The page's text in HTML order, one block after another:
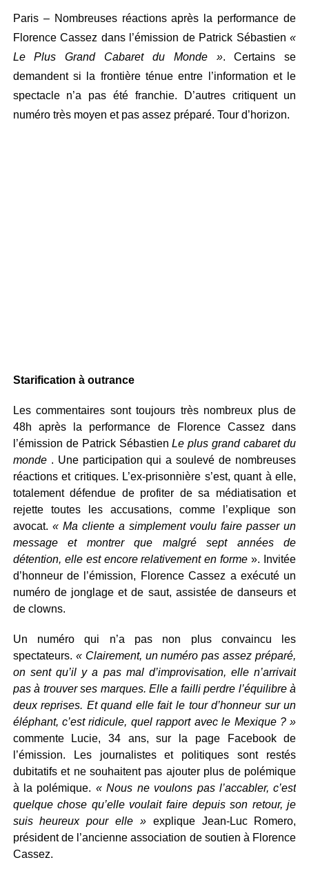
Paris – Nombreuses réactions après la performance de
Florence Cassez dans l’émission de Patrick Sébastien«
Le Plus Grand Cabaret du Monde ». Certains se
demandent si la frontière ténue entre l’information et le
spectacle n’a pas été franchie. D’autres critiquent un
numéro très moyen et pas assez préparé. Tour d’horizon.
Starification à outrance
Les commentaires sont toujours très nombreux plus de
48h après la performance de Florence Cassez dans
l’émission de Patrick SébastienLe plus grand cabaret du
monde. Une participation qui a soulevé de nombreuses
réactions et critiques. L’ex-prisonnière s’est, quant à elle,
totalement défendue de profiter de sa médiatisation et
rejette toutes les accusations, comme l’explique son
avocat. « Ma cliente a simplement voulu faire passer un
message et montrer que malgré sept années de
détention, elle est encore relativement en forme ». Invitée
d’honneur de l’émission, Florence Cassez a exécuté un
numéro de jonglage et de saut, assistée de danseurs et
de clowns.
Un numéro qui n’a pas non plus convaincu les
spectateurs. « Clairement, un numéro pas assez préparé,
on sent qu’il y a pas mal d’improvisation, elle n’arrivait
pas à trouver ses marques. Elle a failli perdre l’équilibre à
deux reprises. Et quand elle fait le tour d’honneur sur un
éléphant, c’est ridicule, quel rapport avec le Mexique ? »
commente Lucie, 34 ans, sur la page Facebook de
l’émission. Les journalistes et politiques sont restés
dubitatifs et ne souhaitent pas ajouter plus de polémique
à la polémique. « Nous ne voulons pas l’accabler, c’est
quelque chose qu’elle voulait faire depuis son retour, je
suis heureux pour elle »explique Jean-Luc Romero,
président de l’ancienne association de soutien à Florence
Cassez.